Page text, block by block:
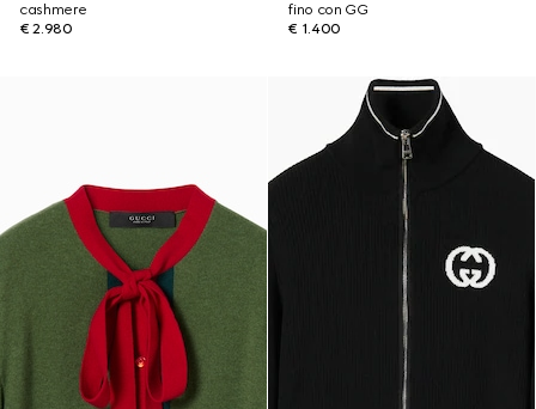
cashmere
€ 2.980
fino con GG
€ 1.400